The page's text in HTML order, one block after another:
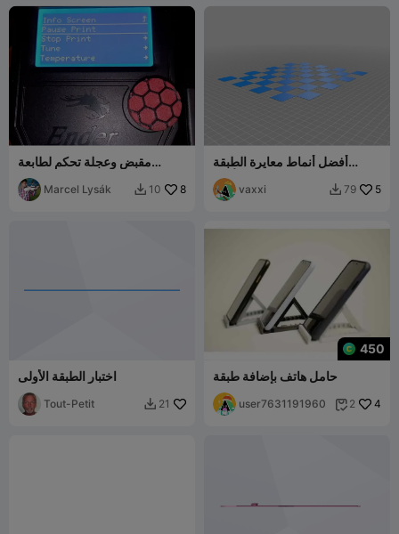
مقبض وعجلة تحكم لطابعة
Ender 2 PRO. سماكة الطبقة
0.2 ملم.
Marcel Lysák  10 8
أفضل أنماط معايرة الطبقة
الأولى
vaxxi  79 5
اختبار الطبقة الأولى
Tout-Petit  21
450
حامل هاتف بإضافة طبقة
user7631191960  2 4